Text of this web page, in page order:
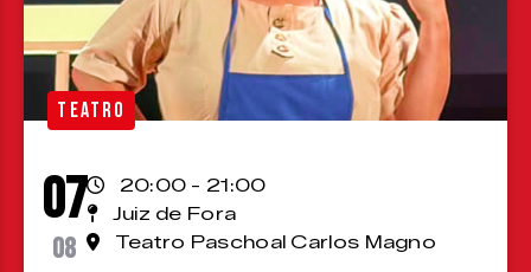
TEATRO
07
08
20:00 - 21:00
Juiz de Fora
Teatro Paschoal Carlos Magno